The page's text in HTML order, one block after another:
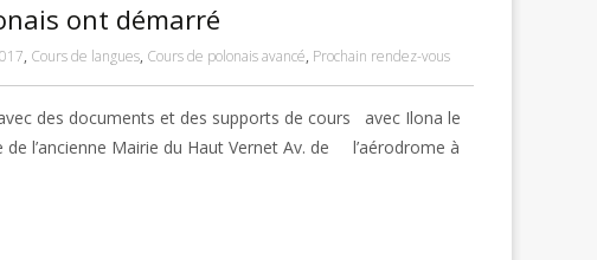
ont démarré
, Cours de langues, Cours de polonais avancé, Prochain rendez-vous
des documents et des supports de cours avec Ilona le
de l’ancienne Mairie du Haut Vernet Av. de l’aérodrome à